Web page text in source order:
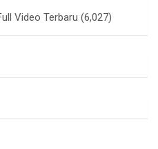
Video Terbaru (6,027)